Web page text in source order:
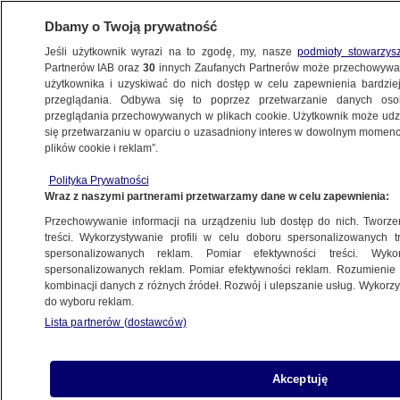
OLSZTYN
podejrzanych o planowanie zamachów
1.07.2025, 17:29
Posłuchaj artykułu
Czyta lektor AI
Dbamy o Twoją prywatność
Jeśli użytkownik wyrazi na to zgodę, my, naszepodmioty
Partnerów IAB oraz30 innych Zaufanych Partnerów może
użytkownika i uzyskiwać do nich dostęp w celu zapewnienia
przeglądania. Odbywa się to poprzez przetwarzanie danych
przeglądania przechowywanych w plikach cookie. Użytkownik może
się przetwarzaniu w oparciu o uzasadniony interes w dowolnym
plików cookie i reklam”.
Polityka Prywatności
Wraz z naszymi partnerami przetwarzamy dane w celu zapewnienia:
Przechowywanie informacji na urządzeniu lub dostęp do nich.
treści. Wykorzystywanie profili w celu doboru spersonalizowanych
spersonalizowanych reklam. Pomiar efektywności treści.
spersonalizowanych reklam. Pomiar efektywności reklam.
kombinacji danych z różnych źródeł. Rozwój i ulepszanie usług.
do wyboru reklam.
Lista partnerów (dostawców)
Akceptuję